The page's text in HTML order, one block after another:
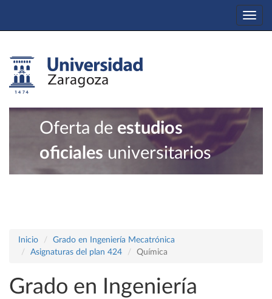
Oferta de estudios
oficiales universitarios
Inicio
Grado en Ingeniería Mecatrónica
Asignaturas del plan 424
Química
Grado en Ingeniería